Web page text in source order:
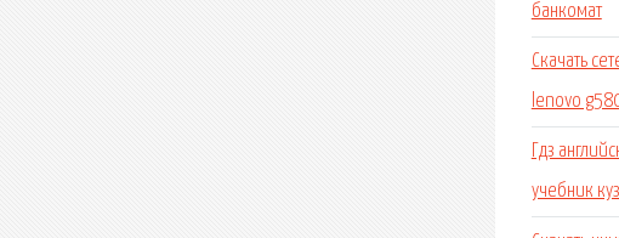
банкомат
Скачать
lenovo
Гдз
учебник